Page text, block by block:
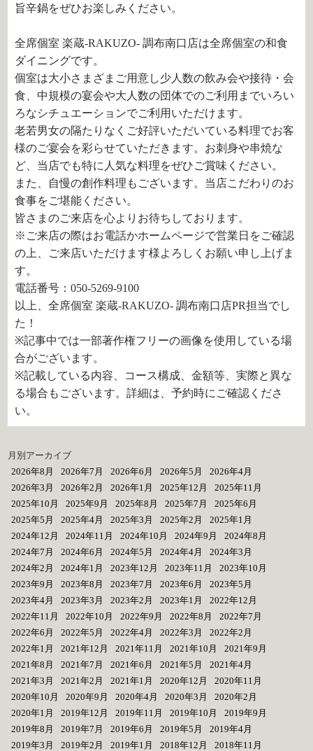
旨辛鍋をぜひお楽しみください。
全席個室 楽蔵‐RAKUZO‐ 調布南口店は全席個室の和食
ダイニングです。
個室は大小さまざまご用意し少人数の飲み会や接待・会
食、中規模の宴会や大人数の団体でのご利用までいろい
ろなシチュエーションでご利用いただけます。
老若男女の隔たりなくご好評いただいている料理でお客
様のご宴会を彩らせていただきます。お刺身や串焼な
ど、当店でも特に人気な料理をぜひご賞味ください。
また、自慢の創作料理もございます。当店こだわりのお
食事をご堪能ください。
皆さまのご来店を心よりお待ちしております。
※ご来店の際はお電話かホームページで営業日をご確認
の上、ご来店いただけます様よろしくお願い申し上げま
す。
電話番号：050-5269-9100
以上、全席個室 楽蔵‐RAKUZO‐ 調布南口店PR担当でし
た！
※記事中では一部著作権フリーの画像を使用している場
合がございます。
※記載している内容、コース構成、金額等、実際と異な
る場合もございます。詳細は、予約時にご確認くださ
い。
月別アーカイブ
2026年8月
2026年7月 2026年6月 2026年5月
2026年4月
2026年3月
2026年2月 2026年1月 2025年12月
2025年11月
2025年10月
2025年9月 2025年8月 2025年7月
2025年6月
2025年5月
2025年4月 2025年3月 2025年2月
2025年1月
2024年12月
2024年11月 2024年10月 2024年9月
2024年8月
2024年7月
2024年6月 2024年5月 2024年4月
2024年3月
2024年2月
2024年1月 2023年12月 2023年11月
2023年10月
2023年9月
2023年8月 2023年7月 2023年6月
2023年5月
2023年4月
2023年3月 2023年2月 2023年1月
2022年12月
2022年11月
2022年10月 2022年9月 2022年8月
2022年7月
2022年6月
2022年5月 2022年4月 2022年3月
2022年2月
2022年1月
2021年12月 2021年11月 2021年10月
2021年9月
2021年8月
2021年7月 2021年6月 2021年5月
2021年4月
2021年3月
2021年2月 2021年1月 2020年12月
2020年11月
2020年10月
2020年9月 2020年4月 2020年3月
2020年2月
2020年1月
2019年12月 2019年11月 2019年10月
2019年9月
2019年8月
2019年7月 2019年6月 2019年5月
2019年4月
2019年3月
2019年2月 2019年1月 2018年12月
2018年11月